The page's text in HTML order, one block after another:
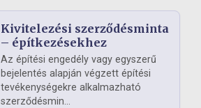
Kivitelezési szerződésminta
– építkezésekhez
Az építési engedély vagy egyszerű
bejelentés alapján végzett építési
tevékenységekre alkalmazható
szerződésmin...